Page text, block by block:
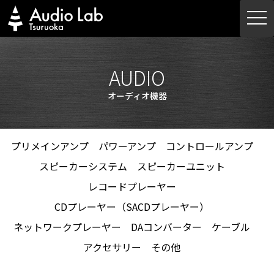
Skip
to
content
AUDIO
オーディオ機器
プリメインアンプ パワーアンプ
コントロールアンプ
スピーカーシステム
スピーカーユニット
レコードプレーヤー
CDプレーヤー（SACDプレーヤー）
ネットワークプレーヤー
DAコンバーター
ケーブル
アクセサリー
その他